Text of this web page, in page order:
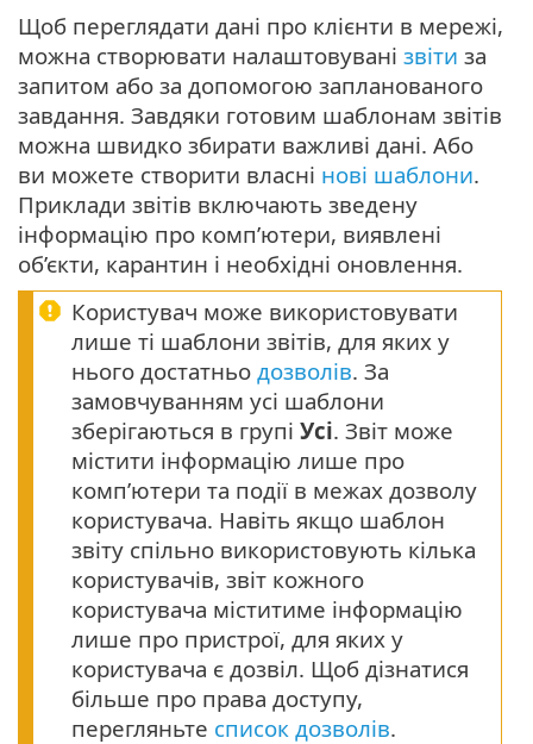
Щоб переглядати дані про клієнти в мережі,
можна створювати налаштовувані звіти за
запитом або за допомогою запланованого
завдання. Завдяки готовим шаблонам звітів
можна швидко збирати важливі дані. Або
ви можете створити власні нові шаблони.
Приклади звітів включають зведену
інформацію про комп’ютери, виявлені
об’єкти, карантин і необхідні оновлення.
Користувач може використовувати
лише ті шаблони звітів, для яких у
нього достатньо дозволів. За
замовчуванням усі шаблони
зберігаються в групі Усі. Звіт може
містити інформацію лише про
комп’ютери та події в межах дозволу
користувача. Навіть якщо шаблон
звіту спільно використовують кілька
користувачів, звіт кожного
користувача міститиме інформацію
лише про пристрої, для яких у
користувача є дозвіл. Щоб дізнатися
більше про права доступу,
перегляньте список дозволів.